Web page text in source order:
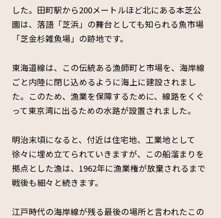
した。田町駅から200メートルほど北にある本芝公
園は、落語「芝浜」の舞台としても知られる魚市場
「芝金杉雑魚場」の跡地です。
東海道線は、この伝統ある漁師町と市場を、海岸線
ごと内陸に閉じ込めるように海上に建設されまし
た。このため、漁業を保障するために、線路をくぐ
って東京湾に出るための水路が設置されました。
明治末頃になると、付近は住宅地、工業地として
徐々に埋め立てられていきますが、この船溜まりを
拠点とした漁は、1962年に漁業権が放棄されるまで
戦後も細々と続きます。
江戸時代の海岸線が残る最後の場所と言われたこの